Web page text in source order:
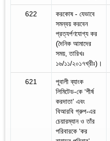
622
করকোষ - যেভাবে
সমন্বয় করবেন
প্রত্যর্পণযোগ্য কর
(দৈনিক আমাদের
সময়, তারিখঃ
১৬/১১/২০১৭খ্রীঃ)।
621
পূবালী ব্যাংক
লিমিটেড-কে ‘শীর্ষ
করদাতা’ এবং
বিআরবি গ্রুপ-এর
চেয়ারম্যান ও তাঁর
পরিবারকে ‘কর